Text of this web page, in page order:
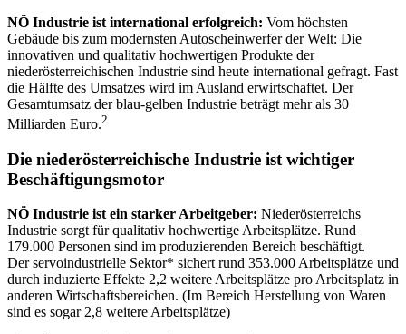
NÖ Industrie ist international erfolgreich: Vom höchsten
Gebäude bis zum modernsten Autoscheinwerfer der Welt: Die
innovativen und qualitativ hochwertigen Produkte der
niederösterreichischen Industrie sind heute international gefragt. Fast
die Hälfte des Umsatzes wird im Ausland erwirtschaftet. Der
Gesamtumsatz der blau-gelben Industrie beträgt mehr als 30
Milliarden Euro.2
Die niederösterreichische Industrie ist wichtiger
Beschäftigungsmotor
NÖ Industrie ist ein starker Arbeitgeber: Niederösterreichs
Industrie sorgt für qualitativ hochwertige Arbeitsplätze. Rund
179.000 Personen sind im produzierenden Bereich beschäftigt.
Der servoindustrielle Sektor* sichert rund 353.000 Arbeitsplätze und
durch induzierte Effekte 2,2 weitere Arbeitsplätze pro Arbeitsplatz in
anderen Wirtschaftsbereichen. (Im Bereich Herstellung von Waren
sind es sogar 2,8 weitere Arbeitsplätze)